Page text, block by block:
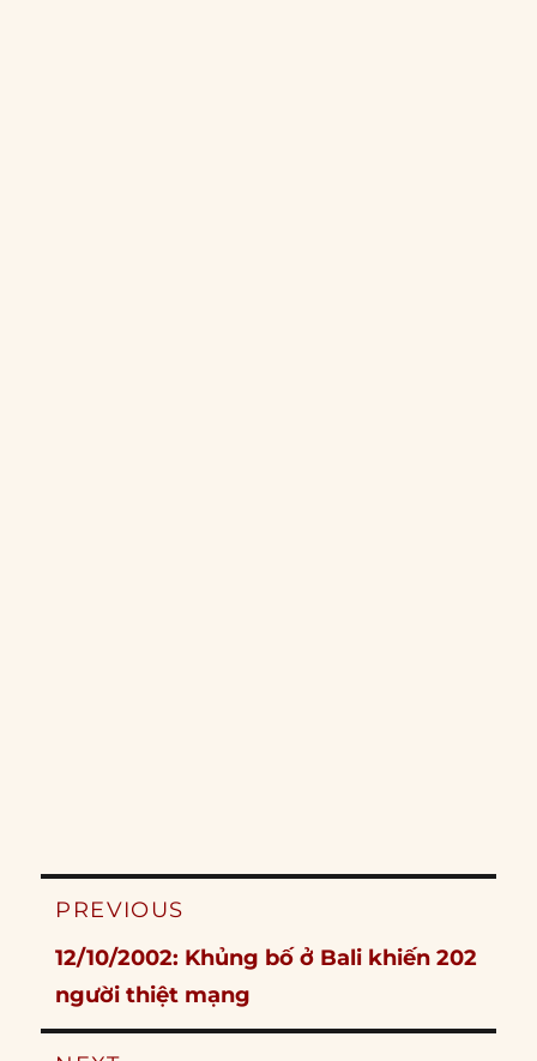
Post
PREVIOUS
Previous
post:
12/10/2002: Khủng bố ở Bali khiến 202
người thiệt mạng